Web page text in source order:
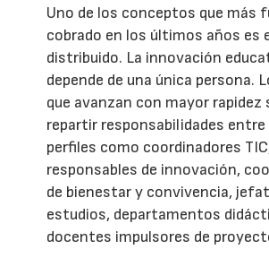
Uno de los conceptos que más
cobrado en los últimos años es
distribuido. La innovación
depende de una única persona.
que avanzan con mayor rapidez
repartir responsabilidades
perfiles como coordinadores
responsables de innovación,
de bienestar y convivencia,
estudios, departamentos
docentes impulsores de